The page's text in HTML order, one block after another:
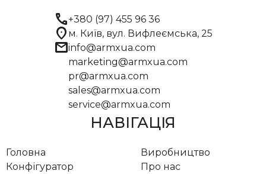
call+380 (97) 455 96 36
location_on м. Київ, вул. Вифлеємська, 25
mailinfo@armxua.com
marketing@armxua.com
pr@armxua.com
sales@armxua.com
service@armxua.com
НАВІГАЦІЯ
Головна
Виробництво
Конфігуратор
Про нас